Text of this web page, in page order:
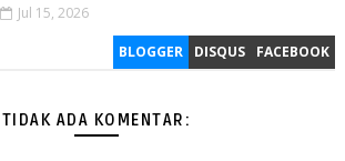
Jul 15, 2026
BLOGGER DISQUS FACEBOOK
TIDAK ADA KOMENTAR: